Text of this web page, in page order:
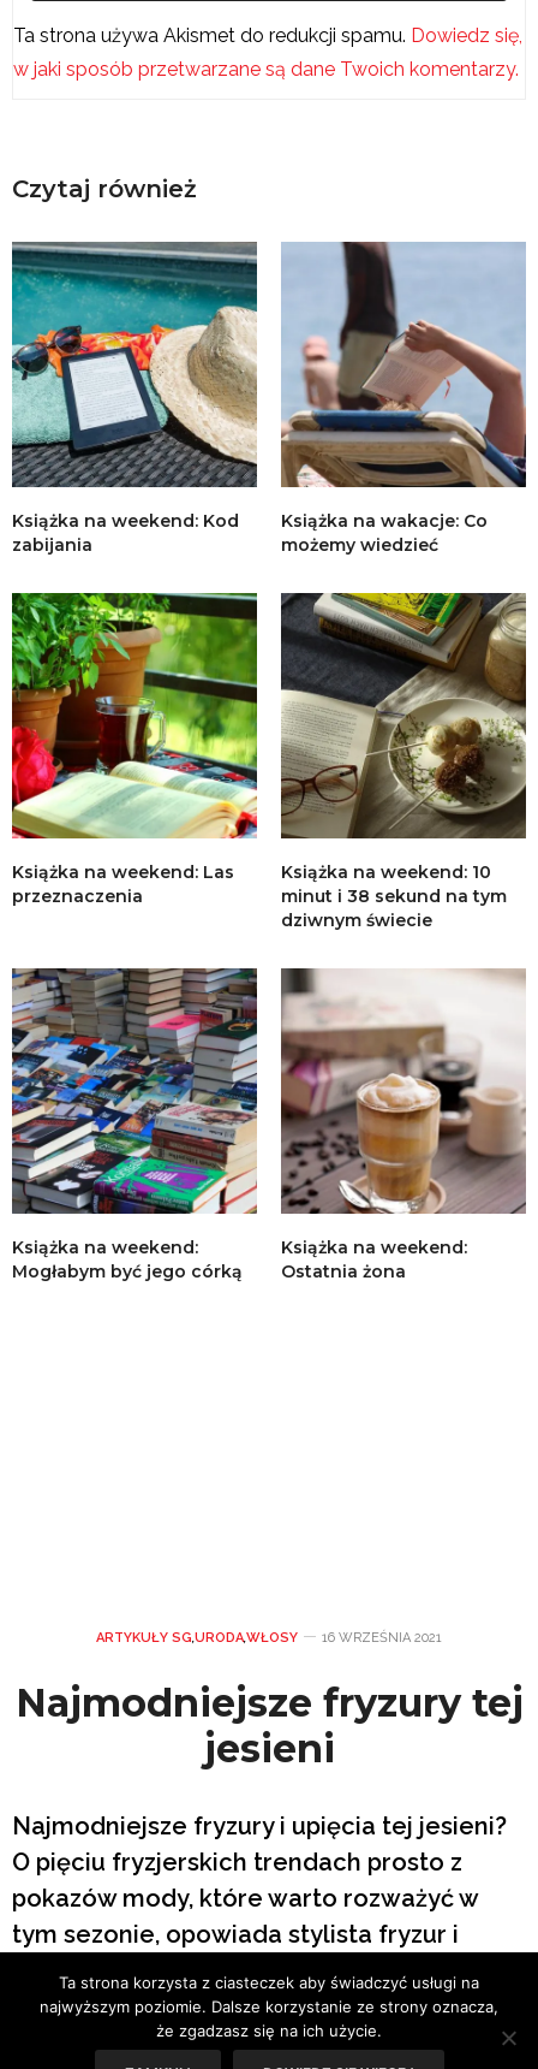
Ta strona używa Akismet do redukcji spamu. Dowiedz się,
w jaki sposób przetwarzane są dane Twoich komentarzy.
Czytaj również
Książka na weekend: Kod
zabijania
Książka na wakacje: Co
możemy wiedzieć
Książka na weekend: Las
przeznaczenia
Książka na weekend: 10
minut i 38 sekund na tym
dziwnym świecie
Książka na weekend:
Mogłabym być jego córką
Książka na weekend:
Ostatnia żona
ARTYKUŁY SG,URODA,WŁOSY 16 WRZEŚNIA 2021
Najmodniejsze fryzury tej
jesieni
Najmodniejsze fryzury i upięcia tej jesieni?
O pięciu fryzjerskich trendach prosto z
pokazów mody, które warto rozważyć w
tym sezonie, opowiada stylista fryzur i
właściciel salonów fryzjerskich
LUISSE
Łukasz Szymczak.
Ta strona korzysta z ciasteczek aby świadczyć usługi na
najwyższym poziomie. Dalsze korzystanie ze strony oznacza,
że zgadzasz się na ich użycie.